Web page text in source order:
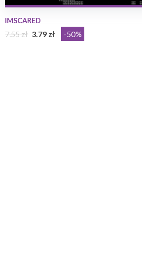
IMSCARED
7.55 zł 3.79 zł -50%